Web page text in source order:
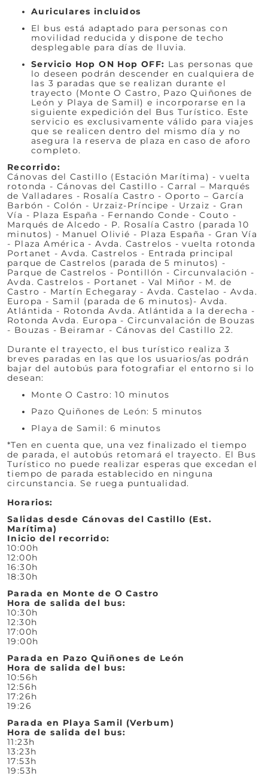
Auriculares incluidos
El bus está adaptado para personas con
movilidad reducida y dispone de techo
desplegable para días de lluvia.
Servicio Hop ON Hop OFF: Las personas que
lo deseen podrán descender en cualquiera de
las 3 paradas que se realizan durante el
trayecto (Monte O Castro, Pazo Quiñones de
León y Playa de Samil) e incorporarse en la
siguiente expedición del Bus Turístico. Este
servicio es exclusivamente válido para viajes
que se realicen dentro del mismo día y no
asegura la reserva de plaza en caso de aforo
completo.
Recorrido:
Cánovas del Castillo (Estación Marítima) - vuelta
rotonda - Cánovas del Castillo - Carral – Marqués
de Valladares - Rosalía Castro - Oporto – García
Barbón - Colón - Urzaiz-Príncipe - Urzaiz - Gran
Vía - Plaza España - Fernando Conde - Couto -
Marqués de Alcedo - P. Rosalía Castro (parada 10
minutos) - Manuel Olivié - Plaza España - Gran Vía
- Plaza América - Avda. Castrelos - vuelta rotonda
Portanet - Avda. Castrelos - Entrada principal
parque de Castrelos (parada de 5 minutos) -
Parque de Castrelos - Pontillón - Circunvalación -
Avda. Castrelos - Portanet - Val Miñor - M. de
Castro - Martín Echegaray - Avda. Castelao - Avda.
Europa - Samil (parada de 6 minutos)- Avda.
Atlántida - Rotonda Avda. Atlántida a la derecha -
Rotonda Avda. Europa - Circunvalación de Bouzas
- Bouzas - Beiramar - Cánovas del Castillo 22.
Durante el trayecto, el bus turístico realiza 3
breves paradas en las que los usuarios/as podrán
bajar del autobús para fotografiar el entorno si lo
desean:
Monte O Castro: 10 minutos
Pazo Quiñones de León: 5 minutos
Playa de Samil: 6 minutos
*Ten en cuenta que, una vez finalizado el tiempo
de parada, el autobús retomará el trayecto. El Bus
Turístico no puede realizar esperas que excedan el
tiempo de parada establecido en ninguna
circunstancia. Se ruega puntualidad.
Horarios:
Salidas desde Cánovas del Castillo (Est.
Marítima)
Inicio del recorrido:
10:00h
12:00h
16:30h
18:30h
Parada en Monte de O Castro
Hora de salida del bus:
10:30h
12:30h
17:00h
19:00h
Parada en Pazo Quiñones de León
Hora de salida del bus:
10:56h
12:56h
17:26h
19:26
Parada en Playa Samil (Verbum)
Hora de salida del bus:
11:23h
13:23h
17:53h
19:53h